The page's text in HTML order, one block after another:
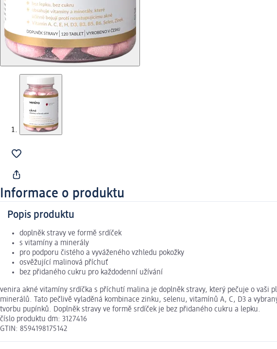
Informace o produktu
Popis produktu
doplněk stravy ve formě srdíček
s vitamíny a minerály
pro podporu čistého a vyváženého vzhledu pokožky
osvěžující malinová příchuť
bez přidaného cukru pro každodenní užívání
venira akné vitamíny srdíčka s příchutí malina je doplněk stravy, který pečuje o vaši
minerálů. Tato pečlivě vyladěná kombinace zinku, selenu, vitamínů A, C, D3 a
tvorbu pupínků. Doplněk stravy ve formě srdíček je bez přidaného cukru a lepku.
číslo produktu dm: 3127416
GTIN: 8594198175142